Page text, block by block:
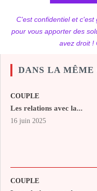
C'est confidentiel et
pour vous apporter des
avez droit !
DANS LA MÊME
COUPLE
Les relations avec la...
16 juin 2025
COUPLE